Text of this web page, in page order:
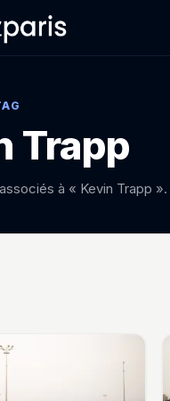
Trapp
à « Kevin Trapp ».